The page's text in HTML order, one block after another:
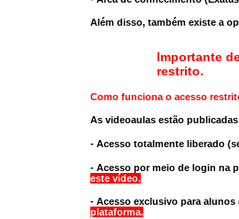
Além disso, também existe a
Importante
restrito.
Como funciona o acesso
As videoaulas estão
- Acesso totalmente liberado
- Acesso por meio de login na
este vídeo.
- Acesso exclusivo para
plataforma.